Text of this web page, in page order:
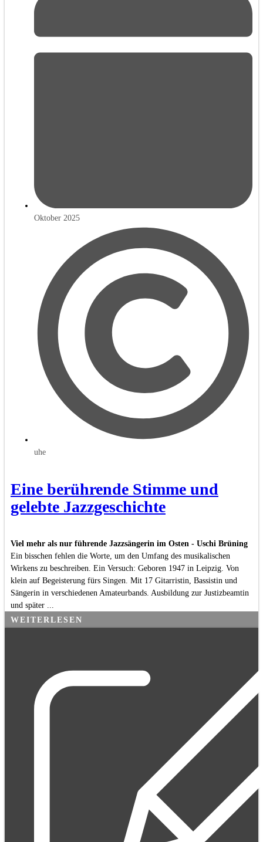
Oktober 2025
uhe
Eine berührende Stimme und
gelebte Jazzgeschichte
Viel mehr als nur führende Jazzsängerin im Osten - Uschi Brüning
Ein bisschen fehlen die Worte, um den Umfang des musikalischen
Wirkens zu beschreiben. Ein Versuch: Geboren 1947 in Leipzig. Von
klein auf Begeisterung fürs Singen. Mit 17 Gitarristin, Bassistin und
Sängerin in verschiedenen Amateurbands. Ausbildung zur Justizbeamtin
und später ...
WEITERLESEN